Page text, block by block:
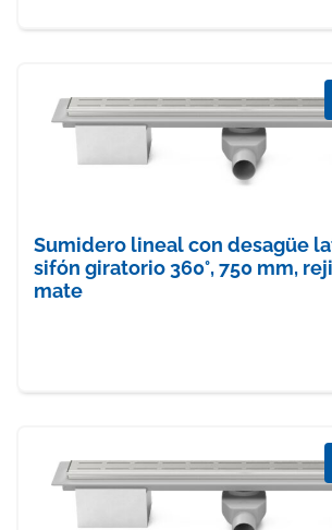
Sumidero lineal con desagüe
sifón giratorio 360°, 750 mm,
mate